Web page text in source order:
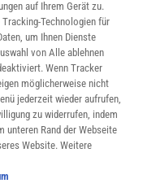
auf Ihrem Gerät zu.
Technologien für
um Ihnen Dienste
von Alle ablehnen
Wenn Tracker
möglicherweise nicht
jederzeit wieder aufrufen,
zu widerrufen, indem
unteren Rand der Webseite
Website. Weitere